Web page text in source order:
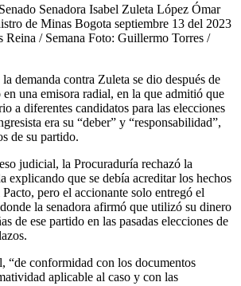
Senadora Isabel Zuleta López Ómar
de Minas Bogota septiembre 13 del 2023
/ Semana Foto: Guillermo Torres /
demanda contra Zuleta se dio después de
una emisora radial, en la que admitió que
a diferentes candidatos para las elecciones
era su “deber” y “responsabilidad”,
de su partido.
judicial, la Procuraduría rechazó la
explicando que se debía acreditar los hechos
pero el accionante solo entregó el
la senadora afirmó que utilizó su dinero
de ese partido en las pasadas elecciones de
“de conformidad con los documentos
aplicable al caso y con las